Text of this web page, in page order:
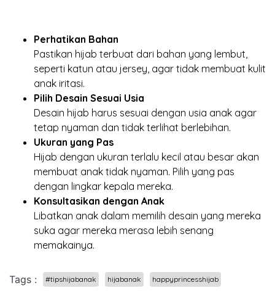
Perhatikan Bahan
Pastikan hijab terbuat dari bahan yang lembut,
seperti katun atau jersey, agar tidak membuat kulit
anak iritasi.
Pilih Desain Sesuai Usia
Desain hijab harus sesuai dengan usia anak agar
tetap nyaman dan tidak terlihat berlebihan.
Ukuran yang Pas
Hijab dengan ukuran terlalu kecil atau besar akan
membuat anak tidak nyaman. Pilih yang pas
dengan lingkar kepala mereka.
Konsultasikan dengan Anak
Libatkan anak dalam memilih desain yang mereka
suka agar mereka merasa lebih senang
memakainya.
Tags : #tipshijabanak hijabanak happyprincesshijab